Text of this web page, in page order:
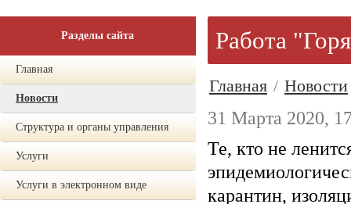
Разделы сайта
Главная
Новости
Структура и органы управления
Услуги
Услуги в электронном виде
Работа
Главная / Новости
31 Марта 2020,
Те, кто не
карантин,